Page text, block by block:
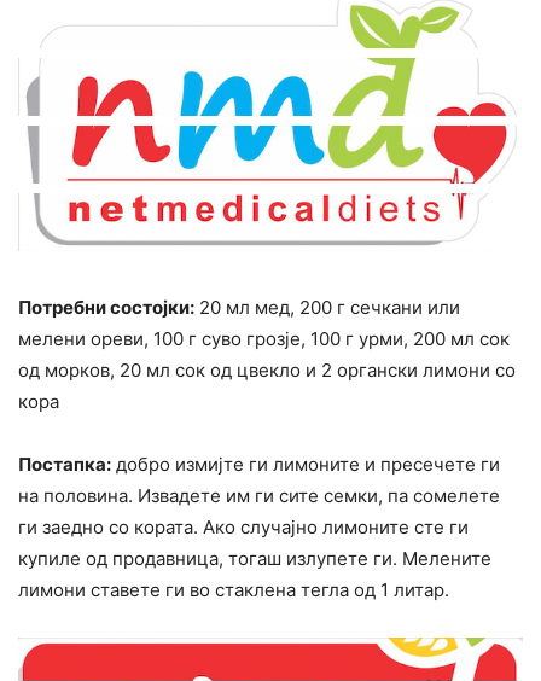
Потребни состојки: 20 мл мед, 200 г сечкани или
мелени ореви, 100 г суво грозје, 100 г урми, 200 мл сок
од морков, 20 мл сок од цвекло и 2 органски лимони со
кора
Постапка: добро измијте ги лимоните и пресечете ги
на половина. Извадете им ги сите семки, па сомелете
ги заедно со кората. Ако случајно лимоните сте ги
купиле од продавница, тогаш излупете ги. Мелените
лимони ставете ги во стаклена тегла од 1 литар.